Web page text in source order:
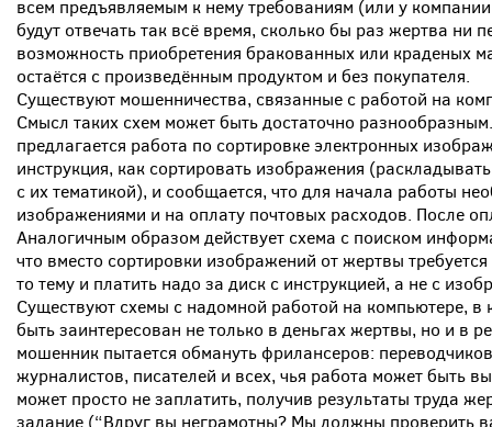
всем предъявляемым к нему требованиям (или у
будут отвечать так всё время, сколько бы раз жертва ни
возможность приобретения бракованных или краденых
остаётся с произведённым продуктом и без покупателя.
Существуют мошенничества, связанные с работой на
Смысл таких схем может быть достаточно
предлагается работа по сортировке электронных
инструкция, как сортировать изображения
с их тематикой), и сообщается, что для начала работы
изображениями и на оплату почтовых расходов. После
Аналогичным образом действует схема с поиском
что вместо сортировки изображений от жертвы
то тему и платить надо за диск с инструкцией, а не с
Существуют схемы с надомной работой на компьютере,
быть заинтересован не только в деньгах жертвы, но и в
мошенник пытается обмануть фрилансеров:
журналистов, писателей и всех, чья работа может быть
может просто не заплатить, получив результаты труда
задание (“Вдруг вы неграмотны? Мы должны проверить